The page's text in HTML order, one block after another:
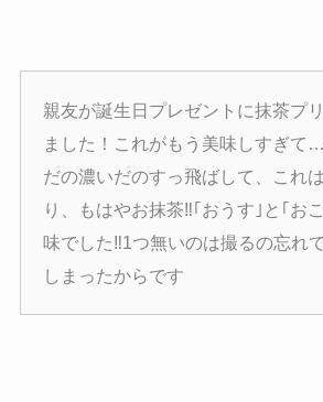
親友が誕生日プレゼントに抹茶プ
ました！これがもう美味しすぎて
だの濃いだのすっ飛ばして、これ
り、もはやお抹茶‼️｢おうす｣と｢お
味でした‼️1つ無いのは撮るの忘れ
しまったからです